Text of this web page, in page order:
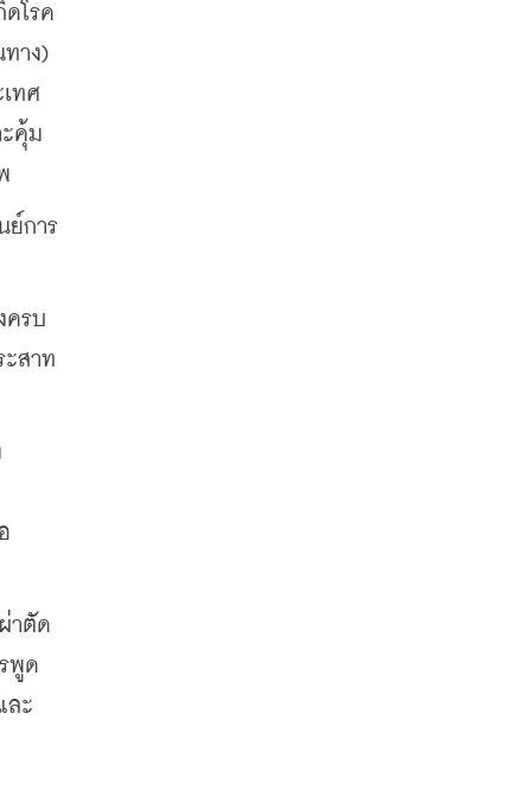
โรค
าง)
ทศ
คุ้ม
ย์การ
ครบ
สาท
าตัด
พูด
ละ